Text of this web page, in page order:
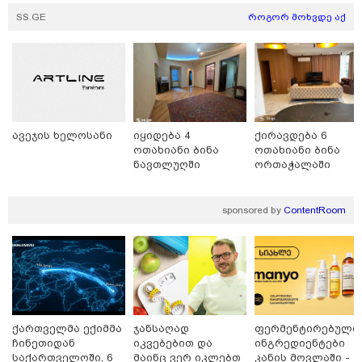
18:51 / 08-08-2026
"ზურგს უკან ლაჩრულად მომეპარნენ და თავს
დამესხნენ - ასფალტზე თავი მრავალჯერ
დამარტყმევინეს, მირტყეს მუშტები" - რას ჰყვება
კურიერი, რომელსაც არასრულწლოვანები სასტიკად
გაუსწორდნენ?
SS.GE როგორ მოხვდე აქ
ავეჯის ხელოსანი
იყიდება 4
ოთახიანი ბინა
ნავთლუღში
ქირავდება 6
ოთახიანი ბინა
ორთაჭალაში
sponsored by ContentRoom
ქართველმა ექიმმა
ჩინეთიდან
საქართველოში, 6
ჯანსაღად
იკვებებით და
მაინც ვერ იკლებთ
ფერმენტირებული
ინგრედიენტები
კანის მოვლაში -